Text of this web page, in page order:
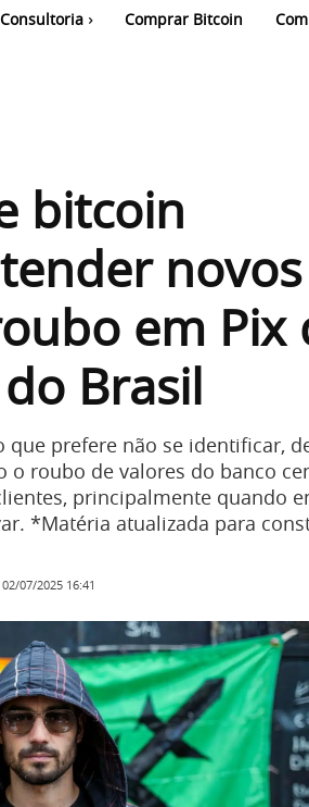
Consultoria Comprar Bitcoin
bitcoin
novos
em Pix
Brasil
prefere não se identificar,
roubo de valores do banco
principalmente quando
*Matéria atualizada para
02/07/2025 16:41